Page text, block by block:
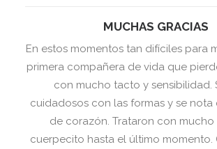
MUCHAS GRACIAS
En estos momentos tan difíciles para
primera compañera de vida que
con mucho tacto y sensibilidad.
cuidadosos con las formas y se nota
de corazón. Trataron con mucho
cuerpecito hasta el último momento.